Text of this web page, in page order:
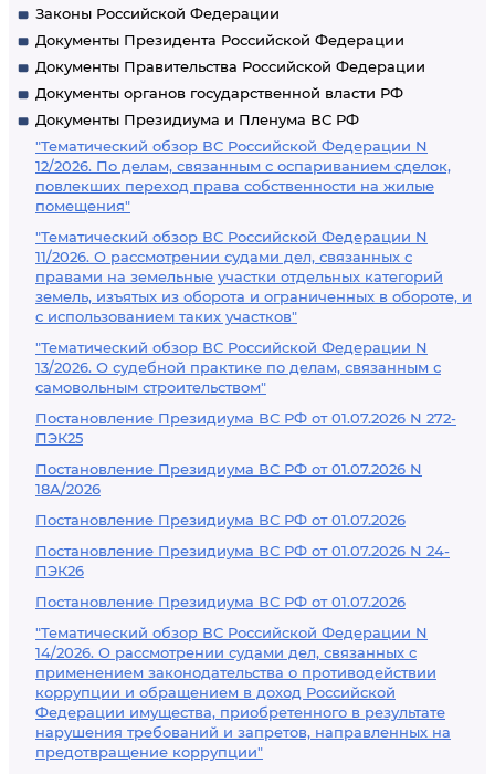
Законы Российской Федерации
Документы Президента Российской Федерации
Документы Правительства Российской Федерации
Документы органов государственной власти РФ
Документы Президиума и Пленума ВС РФ
"Тематический обзор ВС Российской Федерации N
12/2026. По делам, связанным с оспариванием сделок,
повлекших переход права собственности на жилые
помещения"
"Тематический обзор ВС Российской Федерации N
11/2026. О рассмотрении судами дел, связанных с
правами на земельные участки отдельных категорий
земель, изъятых из оборота и ограниченных в обороте, и
с использованием таких участков"
"Тематический обзор ВС Российской Федерации N
13/2026. О судебной практике по делам, связанным с
самовольным строительством"
Постановление Президиума ВС РФ от 01.07.2026 N 272-
ПЭК25
Постановление Президиума ВС РФ от 01.07.2026 N
18А/2026
Постановление Президиума ВС РФ от 01.07.2026
Постановление Президиума ВС РФ от 01.07.2026 N 24-
ПЭК26
Постановление Президиума ВС РФ от 01.07.2026
"Тематический обзор ВС Российской Федерации N
14/2026. О рассмотрении судами дел, связанных с
применением законодательства о противодействии
коррупции и обращением в доход Российской
Федерации имущества, приобретенного в результате
нарушения требований и запретов, направленных на
предотвращение коррупции"